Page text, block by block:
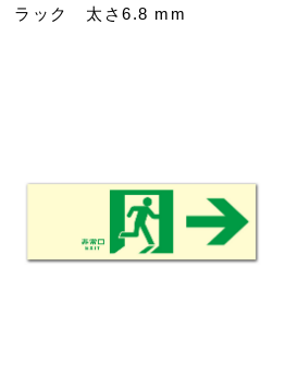
ラック 太さ6.8 mm